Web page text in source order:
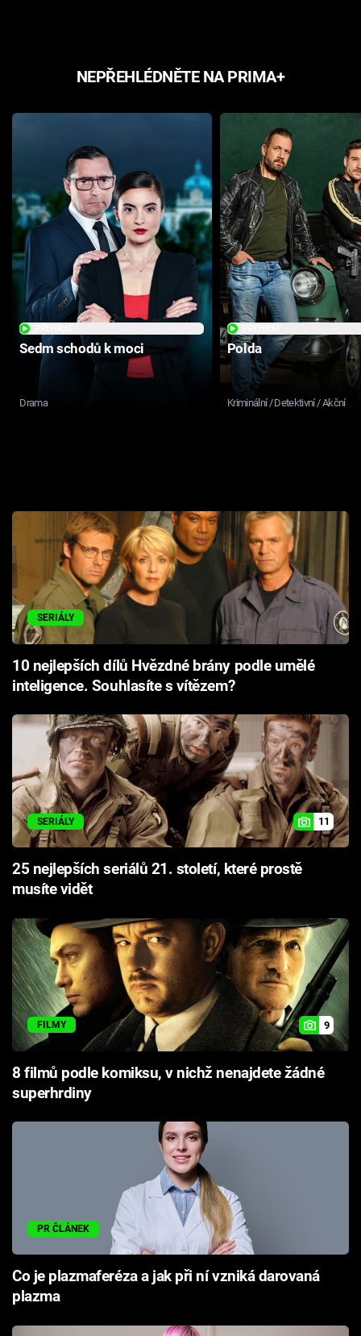
NEPŘEHLÉDNĚTE NA PRIMA+
Sedm schodů k moci
Drama
Polda
Kriminální / Detektivní / Akční
SERIÁLY
10 nejlepších dílů Hvězdné brány podle umělé
inteligence. Souhlasíte s vítězem?
SERIÁLY 11
25 nejlepších seriálů 21. století, které prostě
musíte vidět
FILMY 9
8 filmů podle komiksu, v nichž nenajdete žádné
superhrdiny
PR ČLÁNEK
Co je plazmaferéza a jak při ní vzniká darovaná
plazma